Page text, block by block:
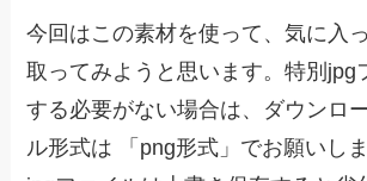
今回はこの素材を使って、気に入
取ってみようと思います。特別jpg
する必要がない場合は、ダウンロ
ル形式は 「png形式」でお願いし